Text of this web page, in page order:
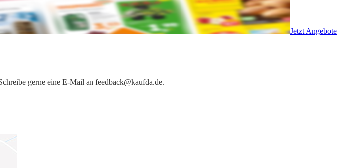
Jetzt Angebote
gerne eine E-Mail an feedback@kaufda.de.